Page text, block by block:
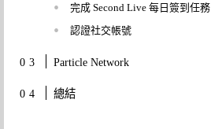
完成 Second Live 每日簽到任務
認證社交帳號
Particle Network
總結